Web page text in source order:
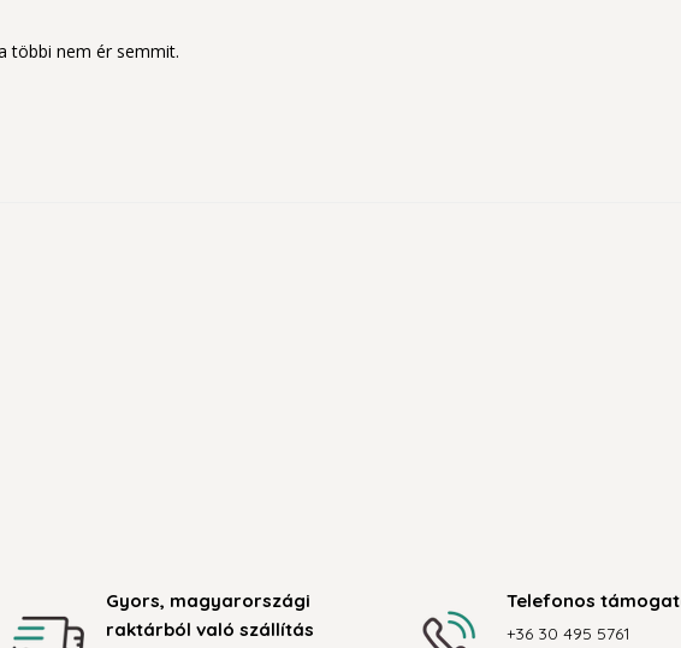
többi nem ér semmit.
Gyors, magyarországi
raktárból való szállítás
Telefonos
+36 30 495 5761